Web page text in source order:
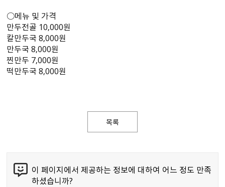
○메뉴 및 가격
만두전골 10,000원
칼만두국 8,000원
만두국 8,000원
찐만두 7,000원
떡만두국 8,000원
목록
이 페이지에서 제공하는 정보에 대하여 어느 정도 만족
하셨습니까?